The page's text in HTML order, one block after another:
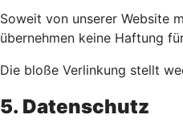
Soweit von unserer Website
übernehmen keine Haftung
Die bloße Verlinkung stellt
5. Datenschutz